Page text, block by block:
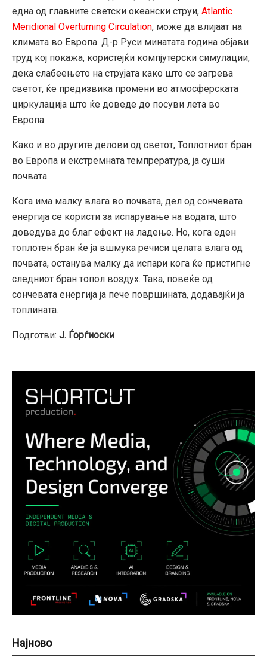
една од главните светски океански струи, Atlantic
Meridional Overturning Circulation, може да влијаат на
климата во Европа. Д-р Руси минатата година објави
труд кој покажа, користејќи компјутерски симулации,
дека слабеењето на струјата како што се загрева
светот, ќе предизвика промени во атмосферската
циркулација што ќе доведе до посуви лета во
Европа.
Како и во другите делови од светот, Топлотниот бран
во Европа и екстремната темпрература, ја суши
почвата.
Кога има малку влага во почвата, дел од сончевата
енергија се користи за испарување на водата, што
доведува до благ ефект на ладење. Но, кога еден
топлотен бран ќе ја вшмука речиси целата влага од
почвата, останува малку да испари кога ќе пристигне
следниот бран топол воздух. Така, повеќе од
сончевата енергија ја пече површината, додавајќи ја
топлината.
Подготви: Ј. Ѓорѓиоски
Најново